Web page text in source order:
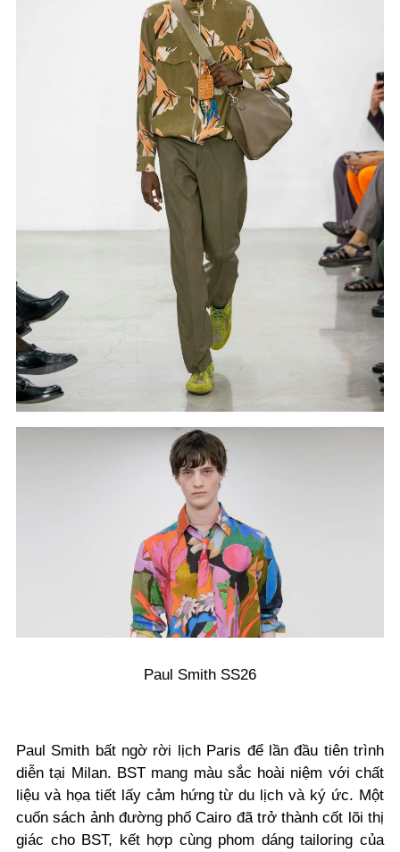
Paul Smith SS26
Paul Smith bất ngờ rời lịch Paris để lần đầu tiên trình
diễn tại Milan. BST mang màu sắc hoài niệm với chất
liệu và họa tiết lấy cảm hứng từ du lịch và ký ức. Một
cuốn sách ảnh đường phố Cairo đã trở thành cốt lõi thị
giác cho BST, kết hợp cùng phom dáng tailoring của